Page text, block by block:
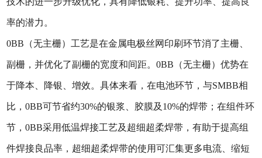
率的潜力。
0BB（无主栅）工艺是在金属电极丝网印刷环节消了主栅、
副栅，并优化了副栅的宽度和间距。0BB（无主栅）优势在
于降本、降银、增效。具体来看，在电池环节，与SMBB相
比，0BB可节省约30%的银浆、胶膜及10%的焊带；在组件环
节，0BB采用低温焊接工艺及超细超柔焊带，有助于提高组
件焊接良品率，超细超柔焊带的使用可汇集更多电流、缩短